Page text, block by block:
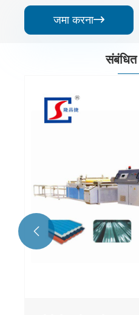
जमा करना
संबंधित
